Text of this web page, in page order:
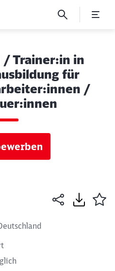
Trainer:in in
für
/